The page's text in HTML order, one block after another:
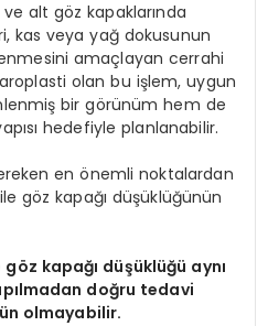
alt göz kapaklarında
kas veya yağ dokusunun
amaçlayan cerrahi
olan bu işlem, uygun
bir görünüm hem de
hedefiyle planlanabilir.
en önemli noktalardan
göz kapağı düşüklüğünün
kapağı düşüklüğü aynı
doğru tedavi
olmayabilir.